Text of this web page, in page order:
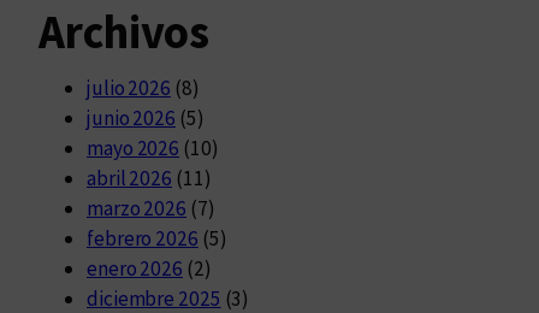
Archivos
julio 2026 (8)
junio 2026 (5)
mayo 2026 (10)
abril 2026 (11)
marzo 2026 (7)
febrero 2026 (5)
enero 2026 (2)
diciembre 2025 (3)